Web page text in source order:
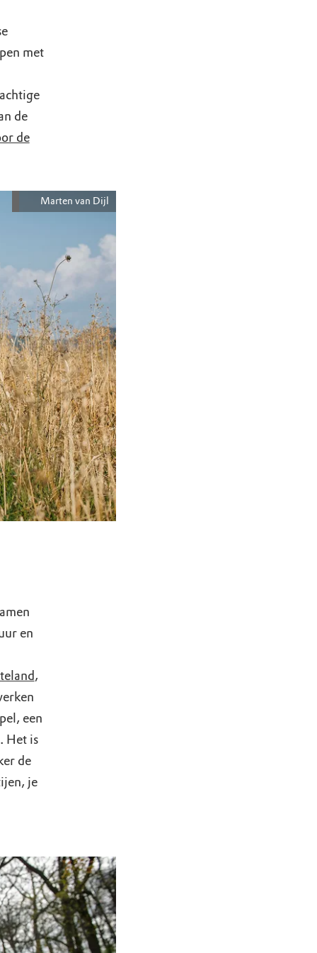
met
de
de
Marten van Dijl
en
,
een
Het is
de
je